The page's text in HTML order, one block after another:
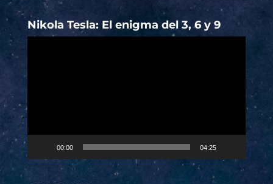
Nikola Tesla: El enigma del 3, 6 y 9
00:00 04:25